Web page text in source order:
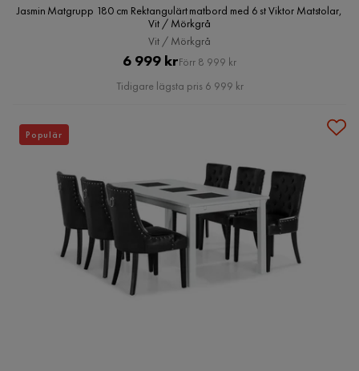
Jasmin Matgrupp 180 cm Rektangulärt matbord med 6 st Viktor Matstolar,
Vit / Mörkgrå
Vit / Mörkgrå
Pris
6 999 krOriginal
Pris
Förr 8 999 kr
Tidigare lägsta pris 6 999 kr
Populär